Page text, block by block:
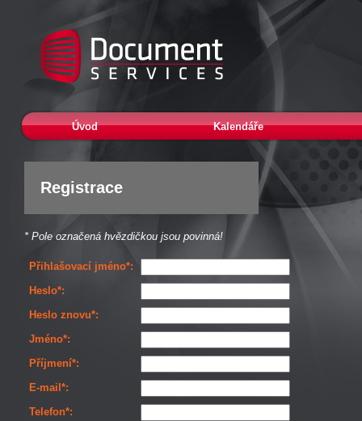
Registrace
* Pole označená hvězdičkou jsou povinná!
Přihlašovací jméno*:
Heslo*:
Heslo znovu*:
Jméno*:
Příjmení*:
E-mail*:
Telefon*:
Úvod Kalendáře